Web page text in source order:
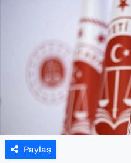
Paylaş
YEREL YÖNETİMLER